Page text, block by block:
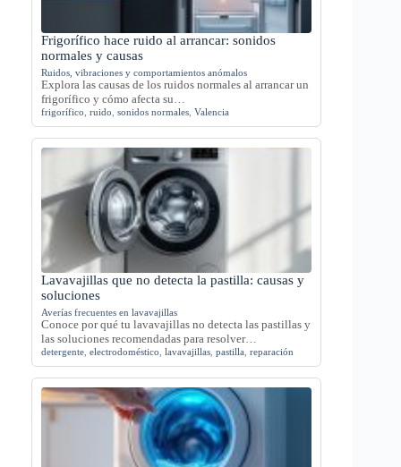
Frigorífico hace ruido al arrancar: sonidos
normales y causas
Ruidos, vibraciones y comportamientos anómalos
Explora las causas de los ruidos normales al arrancar un
frigorífico y cómo afecta su…
frigorífico ruido sonidos normales Valencia
Lavavajillas que no detecta la pastilla: causas y
soluciones
Averías frecuentes en lavavajillas
Conoce por qué tu lavavajillas no detecta las pastillas y
las soluciones recomendadas para resolver…
detergente electrodoméstico lavavajillas pastilla reparación